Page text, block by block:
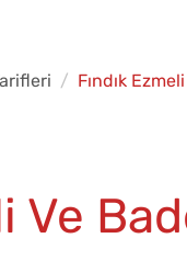
Fındık
Ve